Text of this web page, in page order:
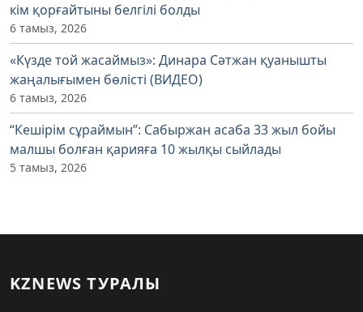
кім қорғайтыны белгілі болды
6 тамыз, 2026
«Күзде той жасаймыз»: Динара Сәтжан қуанышты
жаңалығымен бөлісті (ВИДЕО)
6 тамыз, 2026
“Кешірім сұраймын”: Сабыржан асаба 33 жыл бойы
малшы болған қарияға 10 жылқы сыйлады
5 тамыз, 2026
KZNEWS ТУРАЛЫ